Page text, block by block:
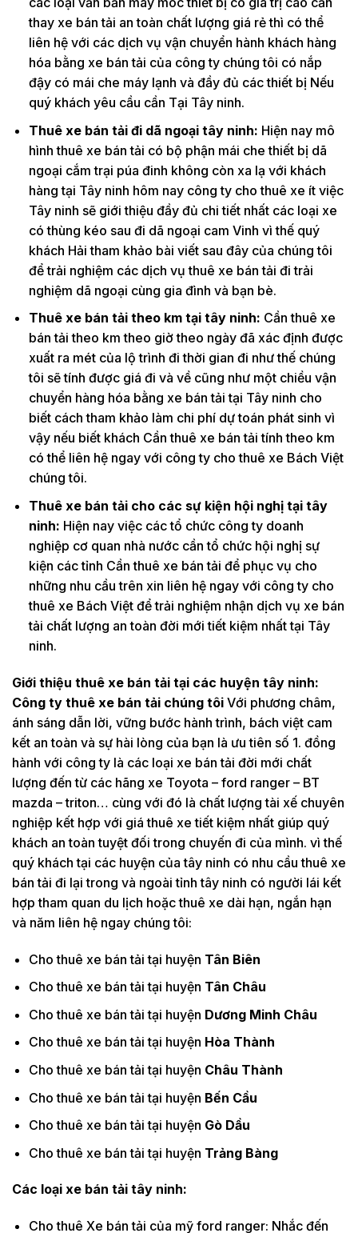
thay xe bán tải an toàn chất lượng giá rẻ thì có thể
liên hệ với các dịch vụ vận chuyển hành khách hàng
hóa bằng xe bán tải của công ty chúng tôi có nắp
đậy có mái che máy lạnh và đầy đủ các thiết bị Nếu
quý khách yêu cầu cần Tại Tây ninh.
Thuê xe bán tải đi dã ngoại tây ninh: Hiện nay mô
hình thuê xe bán tải có bộ phận mái che thiết bị dã
ngoại cắm trại púa đinh không còn xa lạ với khách
hàng tại Tây ninh hôm nay công ty cho thuê xe ít việc
Tây ninh sẽ giới thiệu đầy đủ chi tiết nhất các loại xe
có thùng kéo sau đi dã ngoại cam Vinh vì thế quý
khách Hải tham khảo bài viết sau đây của chúng tôi
để trải nghiệm các dịch vụ thuê xe bán tải đi trải
nghiệm dã ngoại cùng gia đình và bạn bè.
Thuê xe bán tải theo km tại tây ninh: Cần thuê xe
bán tải theo km theo giờ theo ngày đã xác định được
xuất ra mét của lộ trình đi thời gian đi như thế chúng
tôi sẽ tính được giá đi và về cũng như một chiều vận
chuyển hàng hóa bằng xe bán tải tại Tây ninh cho
biết cách tham khảo làm chi phí dự toán phát sinh vì
vậy nếu biết khách Cần thuê xe bán tải tính theo km
có thể liên hệ ngay với công ty cho thuê xe Bách Việt
chúng tôi.
Thuê xe bán tải cho các sự kiện hội nghị tại tây
ninh: Hiện nay việc các tổ chức công ty doanh
nghiệp cơ quan nhà nước cần tổ chức hội nghị sự
kiện các tỉnh Cần thuê xe bán tải để phục vụ cho
những nhu cầu trên xin liên hệ ngay với công ty cho
thuê xe Bách Việt để trải nghiệm nhận dịch vụ xe bán
tải chất lượng an toàn đời mới tiết kiệm nhất tại Tây
ninh.
Giới thiệu thuê xe bán tải tại các huyện tây ninh:
Công ty thuê xe bán tải chúng tôi Với phương châm,
ánh sáng dẫn lời, vững bước hành trình, bách việt cam
kết an toàn và sự hài lòng của bạn là ưu tiên số 1. đồng
hành với công ty là các loại xe bán tải đời mới chất
lượng đến từ các hãng xe Toyota – ford ranger – BT
mazda – triton… cùng với đó là chất lượng tài xế chuyên
nghiệp kết hợp với giá thuê xe tiết kiệm nhất giúp quý
khách an toàn tuyệt đối trong chuyến đi của mình. vì thế
quý khách tại các huyện của tây ninh có nhu cầu thuê xe
bán tải đi lại trong và ngoài tỉnh tây ninh có người lái kết
hợp tham quan du lịch hoặc thuê xe dài hạn, ngắn hạn
và năm liên hệ ngay chúng tôi:
Cho thuê xe bán tải tại huyện Tân Biên
Cho thuê xe bán tải tại huyện Tân Châu
Cho thuê xe bán tải tại huyện Dương Minh Châu
Cho thuê xe bán tải tại huyện Hòa Thành
Cho thuê xe bán tải tại huyện Châu Thành
Cho thuê xe bán tải tại huyện Bến Cầu
Cho thuê xe bán tải tại huyện Gò Dầu
Cho thuê xe bán tải tại huyện Trảng Bàng
Các loại xe bán tải tây ninh:
Cho thuê Xe bán tải của mỹ ford ranger: Nhắc đến